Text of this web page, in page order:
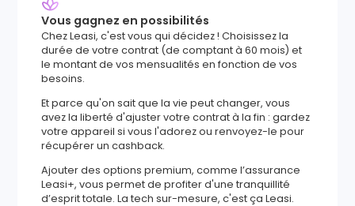
Vous gagnez en possibilités
Chez Leasi, c'est vous qui décidez ! Choisissez la
durée de votre contrat (de comptant à 60 mois) et
le montant de vos mensualités en fonction de vos
besoins.
Et parce qu'on sait que la vie peut changer, vous
avez la liberté d'ajuster votre contrat à la fin : gardez
votre appareil si vous l'adorez ou renvoyez-le pour
récupérer un cashback.
Ajouter des options premium, comme l’assurance
Leasi+, vous permet de profiter d'une tranquillité
d’esprit totale. La tech sur-mesure, c'est ça Leasi.